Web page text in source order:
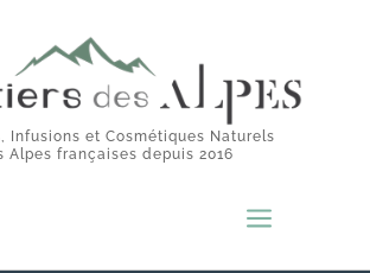
Infusions et Cosmétiques Naturels
Alpes françaises depuis 2016
a